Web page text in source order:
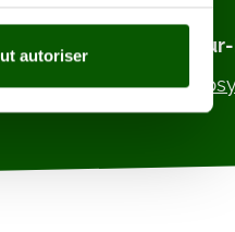
sur les cookies.
autoriser
Lagny-
Voir les centres